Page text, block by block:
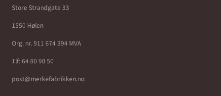
Store Strandgate 33
1550 Hølen
Org. nr. 911 674 394 MVA
Tlf:64 80 90 50
post@merkefabrikken.no